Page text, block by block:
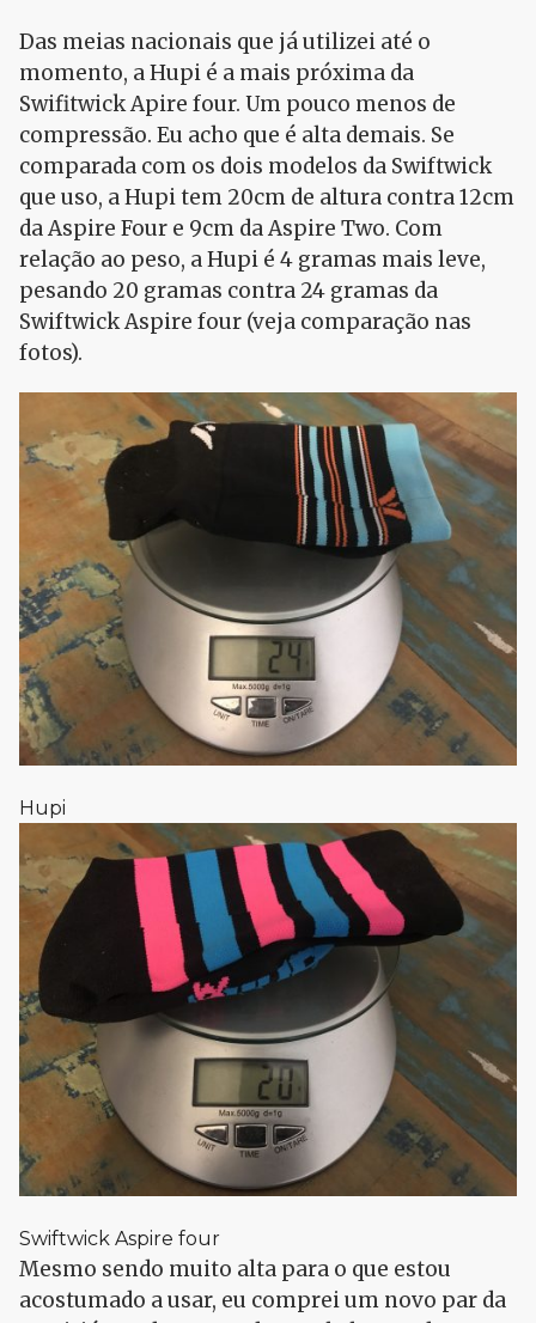
Das meias nacionais que já utilizei até o
momento, a Hupi é a mais próxima da
Swifitwick Apire four. Um pouco menos de
compressão. Eu acho que é alta demais. Se
comparada com os dois modelos da Swiftwick
que uso, a Hupi tem 20cm de altura contra 12cm
da Aspire Four e 9cm da Aspire Two. Com
relação ao peso, a Hupi é 4 gramas mais leve,
pesando 20 gramas contra 24 gramas da
Swiftwick Aspire four (veja comparação nas
fotos).
Hupi
Swiftwick Aspire four
Mesmo sendo muito alta para o que estou
acostumado a usar, eu comprei um novo par da